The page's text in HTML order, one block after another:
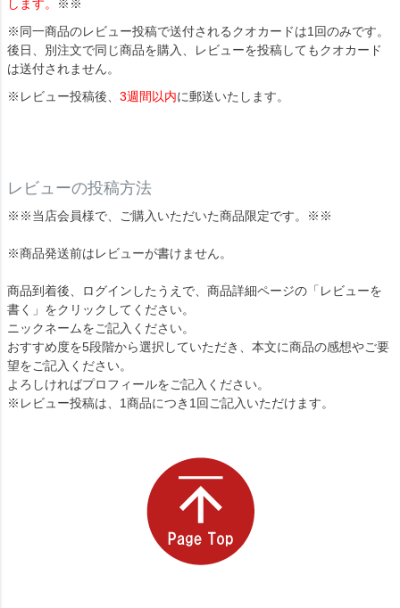
します。
※※
※同一商品のレビュー投稿で送付されるクオカードは1回のみです。
後日、別注文で同じ商品を購入、レビューを投稿してもクオカード
は送付されません。
※レビュー投稿後、 3週間以内に郵送いたします。
レビューの投稿方法
※※当店会員様で、ご購入いただいた商品限定です。※※
※商品発送前はレビューが書けません。
商品到着後、ログインしたうえで、商品詳細ページの「レビューを
書く」をクリックしてください。
ニックネームをご記入ください。
おすすめ度を5段階から選択していただき、本文に商品の感想やご要
望をご記入ください。
よろしければプロフィールをご記入ください。
※レビュー投稿は、1商品につき1回ご記入いただけます。